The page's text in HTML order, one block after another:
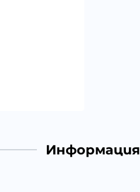
Информация